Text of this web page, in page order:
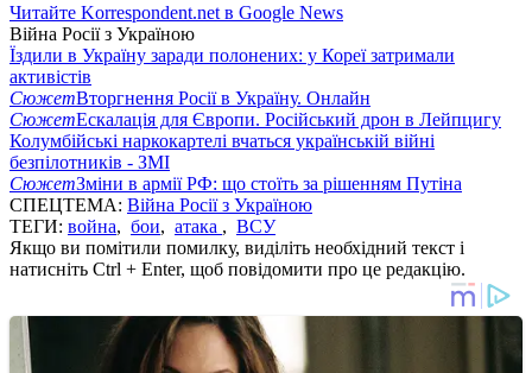
Читайте Korrespondent.net в Google News
Війна Росії з Україною
Їздили в Україну заради полонених: у Кореї затримали
активістів
СюжетВторгнення Росії в Україну. Онлайн
СюжетЕскалація для Європи. Російський дрон в Лейпцигу
Колумбійські наркокартелі вчаться українській війні
безпілотників - ЗМІ
СюжетЗміни в армії РФ: що стоїть за рішенням Путіна
СПЕЦТЕМА: Війна Росії з Україною
ТЕГИ: война, бои, атака , ВСУ
Якщо ви помітили помилку, виділіть необхідний текст і
натисніть Ctrl + Enter, щоб повідомити про це редакцію.